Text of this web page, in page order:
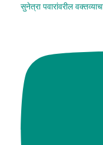
सुनेत्रा पवारांवरील